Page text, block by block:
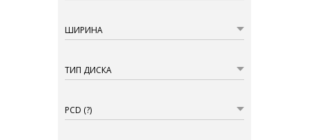
ШИРИНА
ТИП ДИСКА
PCD (?)